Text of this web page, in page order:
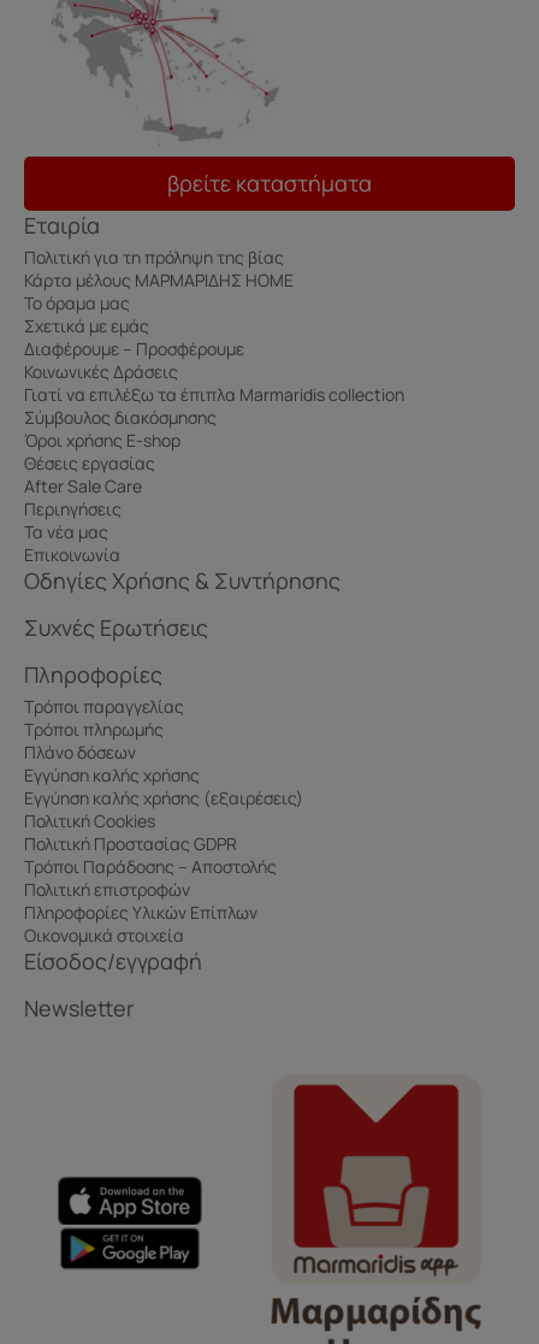
βρείτε καταστήματα
Εταιρία
Πολιτική για τη πρόληψη της βίας
Κάρτα μέλους ΜΑΡΜΑΡΙΔΗΣ HOME
Το όραμα μας
Σχετικά με εμάς
Διαφέρουμε – Προσφέρουμε
Κοινωνικές Δράσεις
Γιατί να επιλέξω τα έπιπλα Marmaridis collection
Σύμβουλος διακόσμησης
Όροι χρήσης E-shop
Θέσεις εργασίας
After Sale Care
Περιηγήσεις
Τα νέα μας
Επικοινωνία
Οδηγίες Χρήσης & Συντήρησης
Συχνές Ερωτήσεις
Πληροφορίες
Τρόποι παραγγελίας
Τρόποι πληρωμής
Πλάνο δόσεων
Εγγύηση καλής χρήσης
Εγγύηση καλής χρήσης (εξαιρέσεις)
Πολιτική Cookies
Πολιτική Προστασίας GDPR
Τρόποι Παράδοσης – Αποστολής
Πολιτική επιστροφών
Πληροφορίες Υλικών Επίπλων
Οικονομικά στοιχεία
Είσοδος/εγγραφή
Newsletter